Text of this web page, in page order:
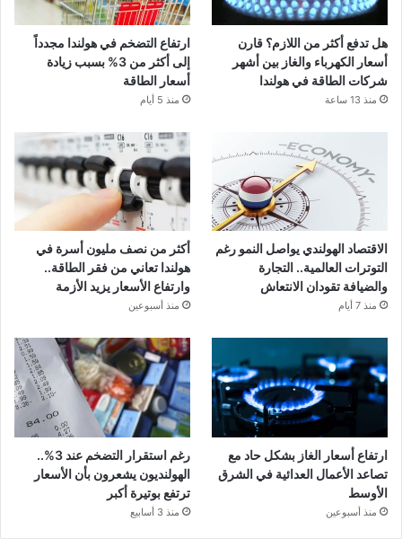
هل تدفع أكثر من اللازم؟ قارن
أسعار الكهرباء والغاز بين أشهر
شركات الطاقة في هولندا
منذ 13 ساعة
ارتفاع التضخم في هولندا مجدداً
إلى أكثر من 3% بسبب زيادة
أسعار الطاقة
منذ 5 أيام
الاقتصاد الهولندي يواصل النمو رغم
التوترات العالمية.. التجارة
والضيافة تقودان الانتعاش
منذ 7 أيام
أكثر من نصف مليون أسرة في
هولندا تعاني من فقر الطاقة..
وارتفاع الأسعار يزيد الأزمة
منذ أسبوعين
ارتفاع أسعار الغاز بشكل حاد مع
تصاعد الأعمال العدائية في الشرق
الأوسط
منذ أسبوعين
رغم استقرار التضخم عند 3%..
الهولنديون يشعرون بأن الأسعار
ترتفع بوتيرة أكبر
منذ 3 أسابيع